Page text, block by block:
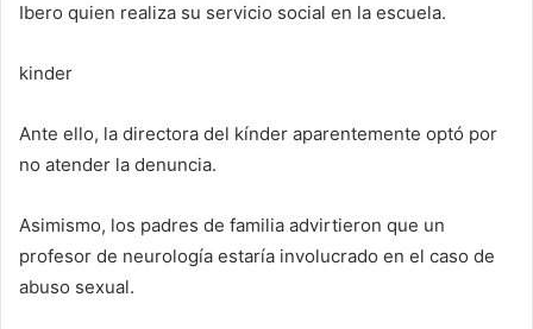
Ibero quien realiza su servicio social en la escuela.
kinder
Ante ello, la directora del kínder aparentemente optó por
no atender la denuncia.
Asimismo, los padres de familia advirtieron que un
profesor de neurología estaría involucrado en el caso de
abuso sexual.